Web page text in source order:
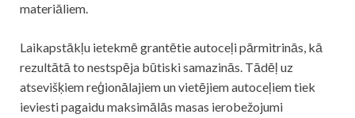
materiāliem.
Laikapstākļu ietekmē grantētie autoceļi pārmitrinās, kā
rezultātā to nestspēja būtiski samazinās. Tādēļ uz
atsevišķiem reģionālajiem un vietējiem autoceļiem tiek
ieviesti pagaidu maksimālās masas ierobežojumi